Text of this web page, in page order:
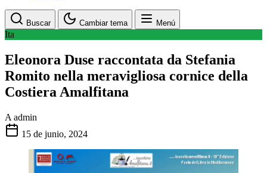
Buscar Cambiar tema Menú
Ita
Eleonora Duse raccontata da Stefania
Romito nella meravigliosa cornice della
Costiera Amalfitana
A admin
15 de junio, 2024